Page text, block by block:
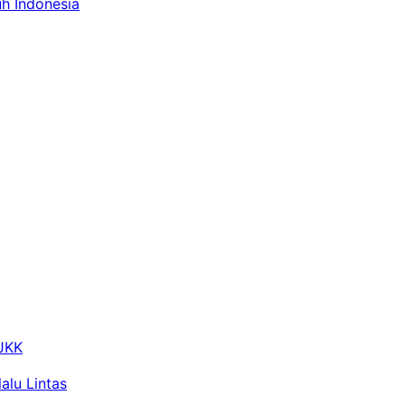
Lintas